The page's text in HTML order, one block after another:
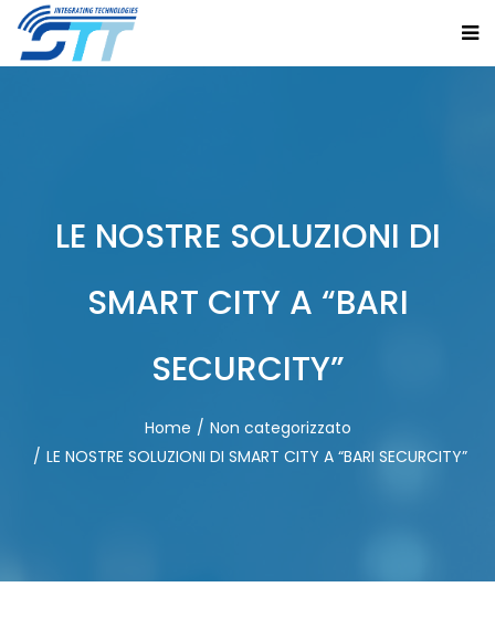
LE NOSTRE SOLUZIONI DI
SMART CITY A “BARI
SECURCITY”
Home
Non categorizzato
LE NOSTRE SOLUZIONI DI SMART CITY A “BARI SECURCITY”